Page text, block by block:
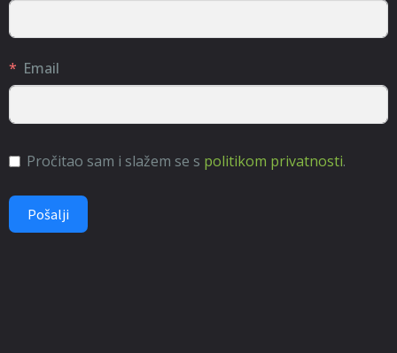
Email
Pročitao sam i slažem se s politikom privatnosti.
Pošalji